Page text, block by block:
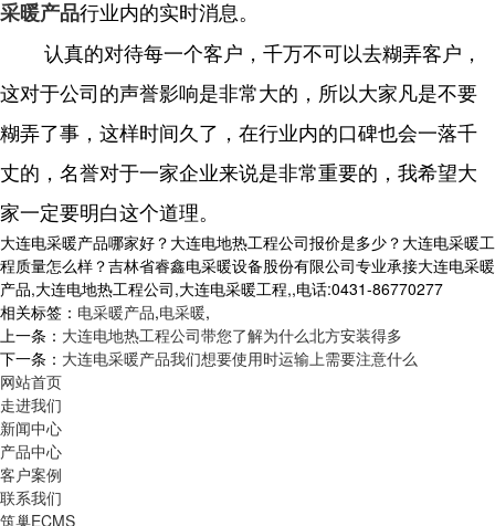
采暖产品行业内的实时消息。
认真的对待每一个客户，千万不可以去糊弄客户，
这对于公司的声誉影响是非常大的，所以大家凡是不要
糊弄了事，这样时间久了，在行业内的口碑也会一落千
丈的，名誉对于一家企业来说是非常重要的，我希望大
家一定要明白这个道理。
大连电采暖产品哪家好？大连电地热工程公司报价是多少？大连电采暖工
程质量怎么样？吉林省睿鑫电采暖设备股份有限公司专业承接大连电采暖
产品,大连电地热工程公司,大连电采暖工程,,电话:0431-86770277
相关标签： 电采暖产品,电采暖,
上一条： 大连电地热工程公司带您了解为什么北方安装得多
下一条： 大连电采暖产品我们想要使用时运输上需要注意什么
网站首页
走进我们
新闻中心
产品中心
客户案例
联系我们
筑巢ECMS